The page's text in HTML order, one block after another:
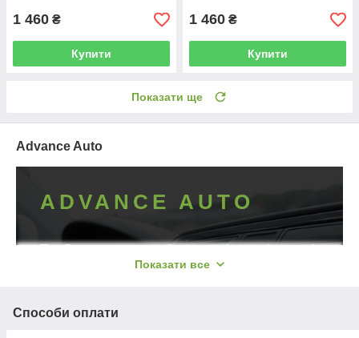
1 460 ₴
Купити
1 460 ₴
Купити
Показати ще
Advance Auto
ADVANCE AUTO
Тут Ви можете придбати оригінальні штатні
автомагнітоли Mekede® та іншу
Показати все
Способи оплати